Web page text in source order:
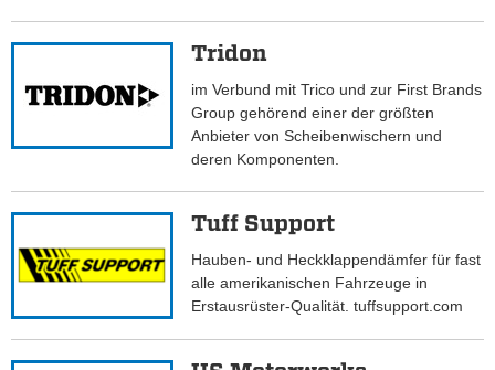
Tridon
im Verbund mit Trico und zur First Brands
Group gehörend einer der größten
Anbieter von Scheibenwischern und
deren Komponenten.
Tuff Support
Hauben- und Heckklappendämfer für fast
alle amerikanischen Fahrzeuge in
Erstausrüster-Qualität. tuffsupport.com